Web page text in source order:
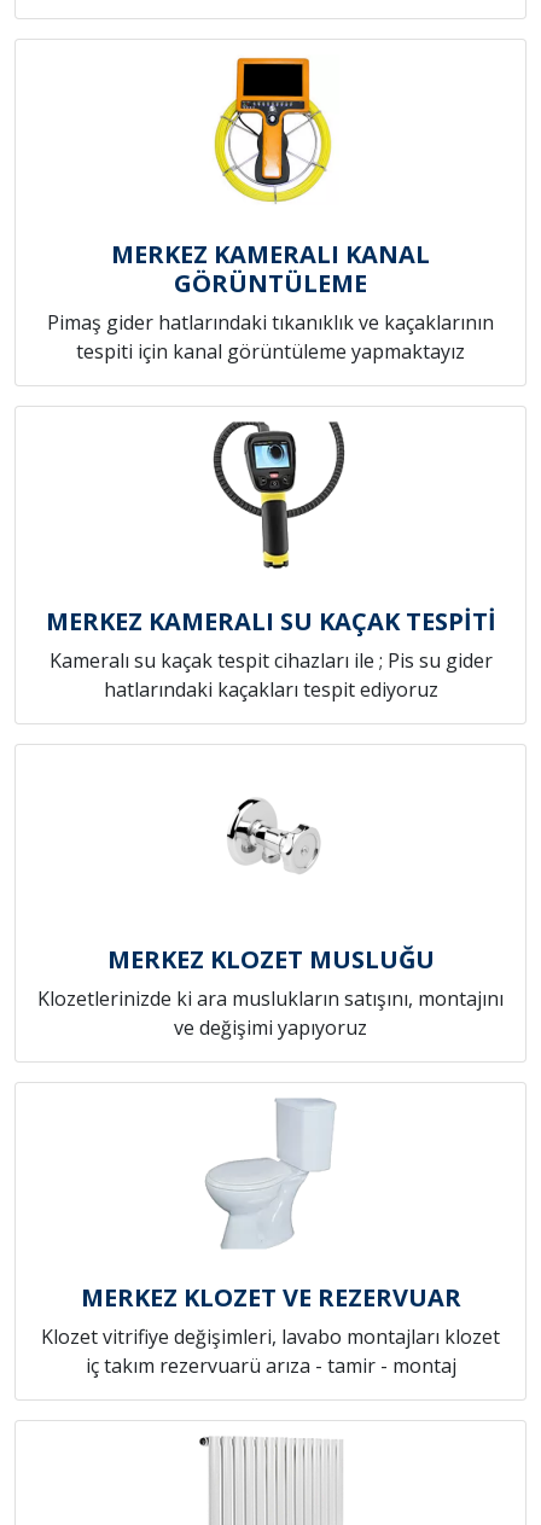
MERKEZ KAMERALI KANAL
GÖRÜNTÜLEME
Pimaş gider hatlarındaki tıkanıklık ve kaçaklarının
tespiti için kanal görüntüleme yapmaktayız
MERKEZ KAMERALI SU KAÇAK TESPİTİ
Kameralı su kaçak tespit cihazları ile ; Pis su gider
hatlarındaki kaçakları tespit ediyoruz
MERKEZ KLOZET MUSLUĞU
Klozetlerinizde ki ara muslukların satışını, montajını
ve değişimi yapıyoruz
MERKEZ KLOZET VE REZERVUAR
Klozet vitrifiye değişimleri, lavabo montajları klozet
iç takım rezervuarü arıza - tamir - montaj